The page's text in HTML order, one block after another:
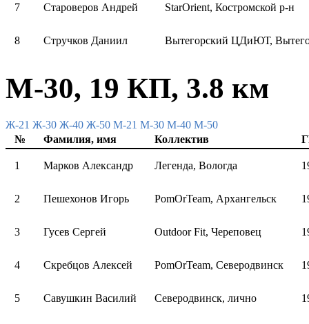
7 Староверов Андрей StarOrient, Костромской р-н
8 Стручков Даниил Вытегорский ЦДиЮТ,
М-30, 19 КП, 3.8 км
Ж-21 Ж-30 Ж-40 Ж-50 М-21 М-30 М-40 М-50
№
Фамилия, имя Коллектив
1 Марков Александр Легенда, Вологда
2 Пешехонов Игорь PomOrTeam, Архангельск
3 Гусев Сергей Outdoor Fit, Череповец
4 Скребцов Алексей PomOrTeam, Северодвинск
5 Савушкин Василий Северодвинск, лично